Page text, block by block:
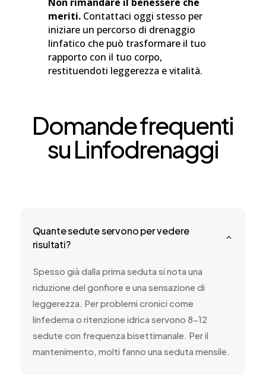
meriti.Contattaci oggi stesso per
iniziare un percorso di drenaggio
linfatico che può trasformare il tuo
rapporto con il tuo corpo,
restituendoti leggerezza e vitalità.
Domande frequenti
su Linfodrenaggi
2
Quante sedute servono per vedere
risultati?
Spesso già dalla prima seduta si nota una
riduzione del gonfiore e una sensazione di
leggerezza. Per problemi cronici come
linfedema o ritenzione idrica servono 8-12
sedute con frequenza bisettimanale. Per il
mantenimento, molti fanno una seduta mensile.